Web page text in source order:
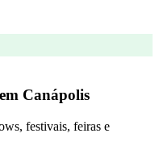
Canápolis
festivais, feiras e